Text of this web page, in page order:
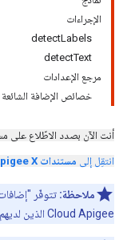
الإجراءات
detectLabels
detectText
مرجع الإعدادات
خصائص الإضافة الشائعة
أنت الآن بصدد الاطّلاع على
انتقِل إلى مستندات Apigee X
ملاحظة:
Cloud Apigee الذين لديهم خطة